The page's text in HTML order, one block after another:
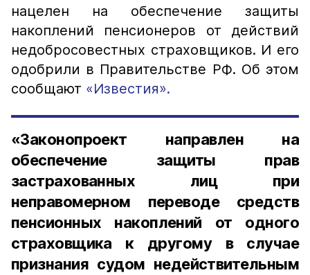
нацелен на обеспечение защиты
накоплений пенсионеров от действий
недобросовестных страховщиков. И его
одобрили в Правительстве РФ. Об этом
сообщают «Известия».
«Законопроект направлен на
обеспечение защиты прав
застрахованных лиц при
неправомерном переводе средств
пенсионных накоплений от одного
страховщика к другому в случае
признания судом недействительным